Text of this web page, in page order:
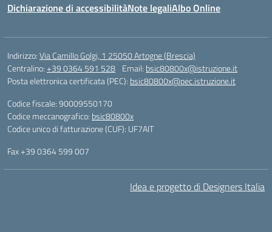
Dichiarazione di accessibilitàNote legaliAlbo Online
Indirizzo:Via Camillo Golgi, 1 25050 Artogne (Brescia)
Centralino:+39 0364 591 528 Email: bsic80800x@istruzione.it
Posta elettronica certificata (PEC): bsic80800x@pec.istruzione.it
Codice fiscale: 90009550170
Codice meccanografico: bsic80800x
Codice unico di fatturazione (CUF): UF7AIT
Fax +39 0364 599 007
Idea e progetto di Designers Italia